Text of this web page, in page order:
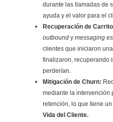
durante las llamadas de
ayuda y el valor para el
Recuperación de
outboundy messaging
clientes que iniciaron
finalizaron, recuperando
perderían.
Mitigación de Churn:
mediante la intervención
retención, lo que tiene
Vida del Cliente.